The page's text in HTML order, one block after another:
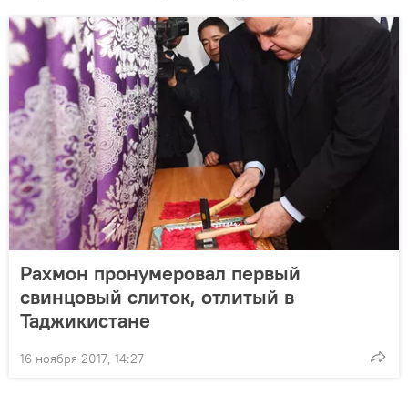
Рахмон пронумеровал первый
свинцовый слиток, отлитый в
Таджикистане
16 ноября 2017, 14:27